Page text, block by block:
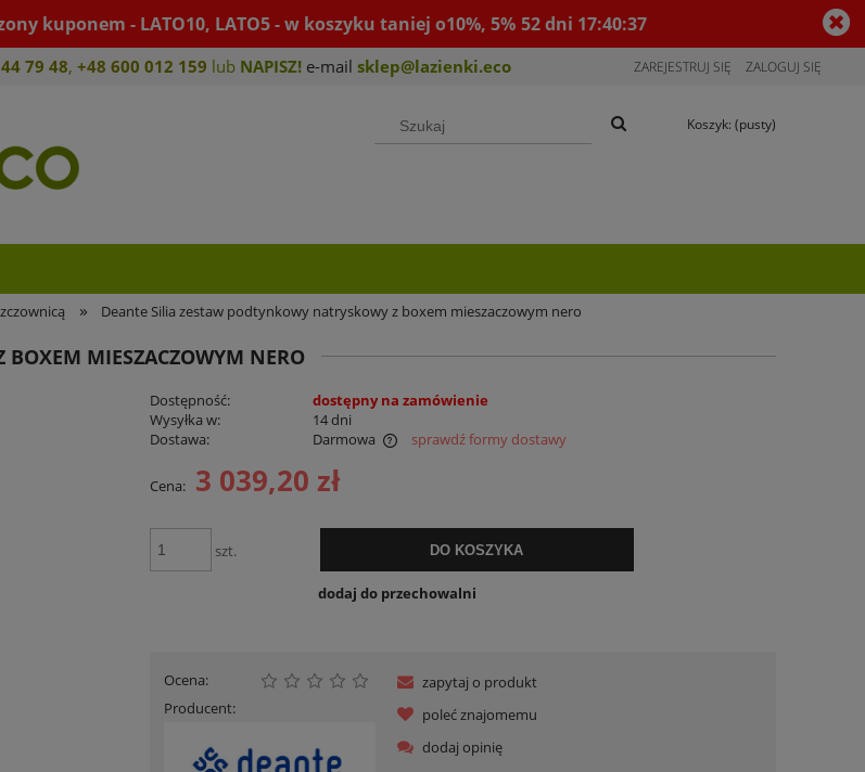
kuponem - LATO10, LATO5 - w koszyku taniej o10%, 5% 52dni 17:40:36
79 48, +48 600 012 159 lub NAPISZ! e-mail sklep@lazienki.eco ZAREJESTRUJ SIĘ ZALOGUJ SIĘ
Koszyk: (pusty)
» Deante Silia zestaw podtynkowy natryskowy z boxem mieszaczowym nero
BOXEM MIESZACZOWYM NERO
Dostępność:
dostępny na zamówienie
Wysyłka w:
14 dni
Dostawa:
Darmowa
Cena nie zawiera ewentualnych kosztów
sprawdź formy dostawy
Cena: 3 039,20 zł
szt. DO KOSZYKA
dodaj do przechowalni
Ocena:
Producent:
zapytaj o produkt
poleć znajomemu
dodaj opinię